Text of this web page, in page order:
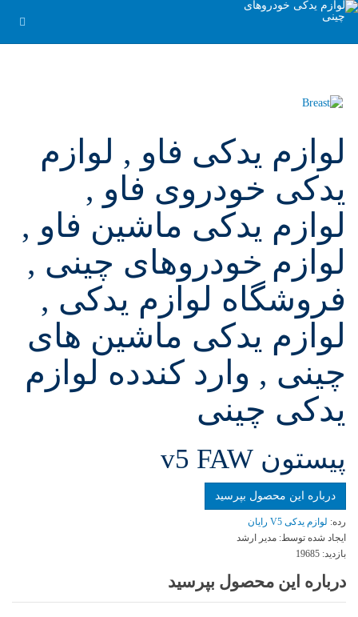
لوازم یدکی فاو , لوازم
یدکی خودروی فاو ,
لوازم یدکی ماشین فاو ,
لوازم خودروهای چینی ,
فروشگاه لوازم یدکی ,
لوازم یدکی ماشین های
چینی , وارد کندده لوازم
یدکی چینی
پیستون v5 FAW
درباره این محصول بپرسید
رده: لوازم یدکی V5 رایان
ایجاد شده توسط: مدیر ارشد
بازدید: 19685
درباره این محصول بپرسید